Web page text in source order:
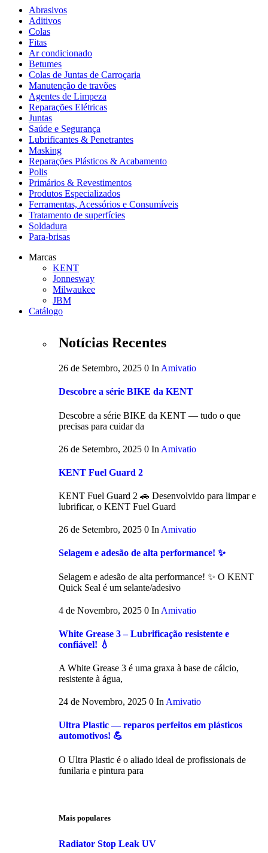
Abrasivos
Aditivos
Colas
Fitas
Ar condicionado
Betumes
Colas de Juntas de Carroçaria
Manutenção de travões
Agentes de Limpeza
Reparações Elétricas
Juntas
Saúde e Segurança
Lubrificantes & Penetrantes
Masking
Reparações Plásticos & Acabamento
Polis
Primários & Revestimentos
Produtos Especializados
Ferramentas, Acessórios e Consumíveis
Tratamento de superfícies
Soldadura
Para-brisas
Marcas
KENT
Jonnesway
Milwaukee
JBM
Catálogo
Notícias Recentes
26 de Setembro, 2025 0 In Amivatio
Descobre a série BIKE da KENT
Descobre a série BIKE da KENT — tudo o que
precisas para cuidar da
26 de Setembro, 2025 0 In Amivatio
KENT Fuel Guard 2
KENT Fuel Guard 2 🚗 Desenvolvido para limpar e
lubrificar, o KENT Fuel Guard
26 de Setembro, 2025 0 In Amivatio
Selagem e adesão de alta performance! ✨
Selagem e adesão de alta performance! ✨ O KENT
Quick Seal é um selante/adesivo
4 de Novembro, 2025 0 In Amivatio
White Grease 3 – Lubrificação resistente e
confiável! 💧
A White Grease 3 é uma graxa à base de cálcio,
resistente à água,
24 de Novembro, 2025 0 In Amivatio
Ultra Plastic — reparos perfeitos em plásticos
automotivos! 💪
O Ultra Plastic é o aliado ideal de profissionais de
funilaria e pintura para
Mais populares
Radiator Stop Leak UV